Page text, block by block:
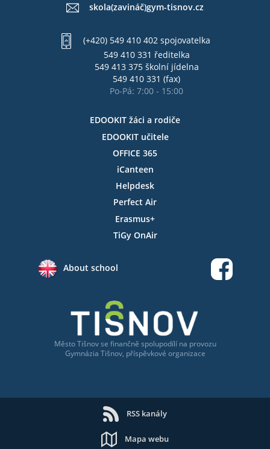
skola(zavináč)gym-tisnov.cz
(+420) 549 410 402 spojovatelka
549 410 331 ředitelka
549 413 375 školní jídelna
549 410 331 (fax)
Po-Pá: 7:00 - 15:00
EDOOKIT žáci a rodiče
EDOOKIT učitele
OFFICE 365
iCanteen
Helpdesk
Perfect Air
Erasmus+
TiGy OnAir
About school
Město Tišnov se finančně spolupodílí na provozu
Gymnázia Tišnov, příspěvkové organizace
RSS kanály
Mapa webu